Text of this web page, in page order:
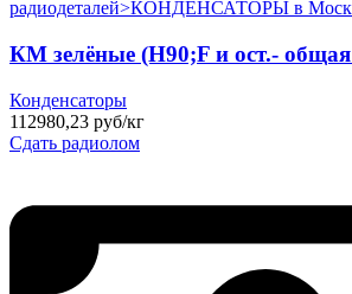
КМ зелёные (H90;F и ост.-
Конденсаторы
112980,23 руб/кг
Сдать радиолом